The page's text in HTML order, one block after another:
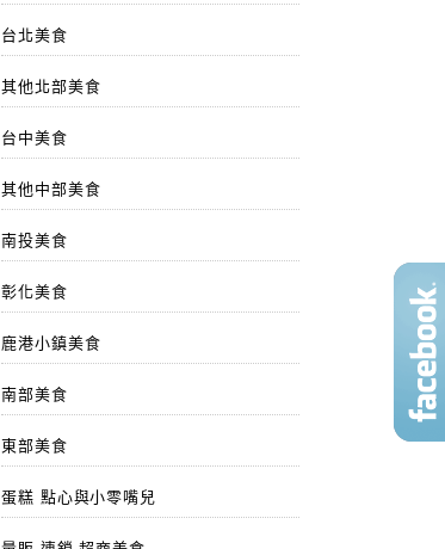
台北美食
其他北部美食
台中美食
其他中部美食
南投美食
彰化美食
鹿港小鎮美食
南部美食
東部美食
蛋糕 點心與小零嘴兒